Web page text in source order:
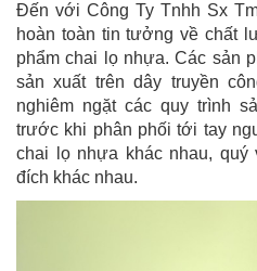
Đến với Công Ty Tnhh Sx
hoàn toàn tin tưởng về chất
phẩm chai lọ nhựa. Các sản
sản xuất trên dây truyền
nghiêm ngặt các quy trình
trước khi phân phối tới tay
chai lọ nhựa khác nhau,
đích khác nhau.